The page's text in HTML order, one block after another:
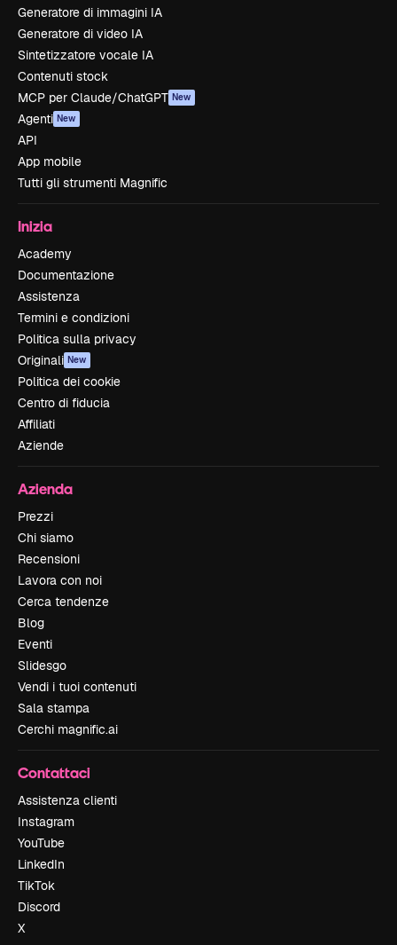
Generatore di immagini IA
Generatore di video IA
Sintetizzatore vocale IA
Contenuti stock
MCP per Claude/ChatGPT New
Agenti New
API
App mobile
Tutti gli strumenti Magnific
Inizia
Academy
Documentazione
Assistenza
Termini e condizioni
Politica sulla privacy
Originali New
Politica dei cookie
Centro di fiducia
Affiliati
Aziende
Azienda
Prezzi
Chi siamo
Recensioni
Lavora con noi
Cerca tendenze
Blog
Eventi
Slidesgo
Vendi i tuoi contenuti
Sala stampa
Cerchi magnific.ai
Contattaci
Assistenza clienti
Instagram
YouTube
LinkedIn
TikTok
Discord
X